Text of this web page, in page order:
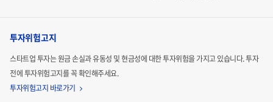
투자위험고지
스타트업 투자는 원금 손실과 유동성 및 현금성에 대한 투자위험을 가지고 있습니다.투자
전에 투자위험고지를 꼭 확인해주세요.
투자위험고지 바로가기